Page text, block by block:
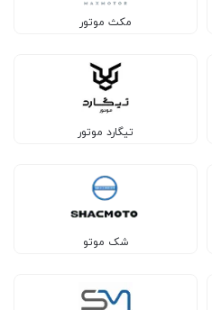
مکث موتور
تیگارد موتور
شک موتو